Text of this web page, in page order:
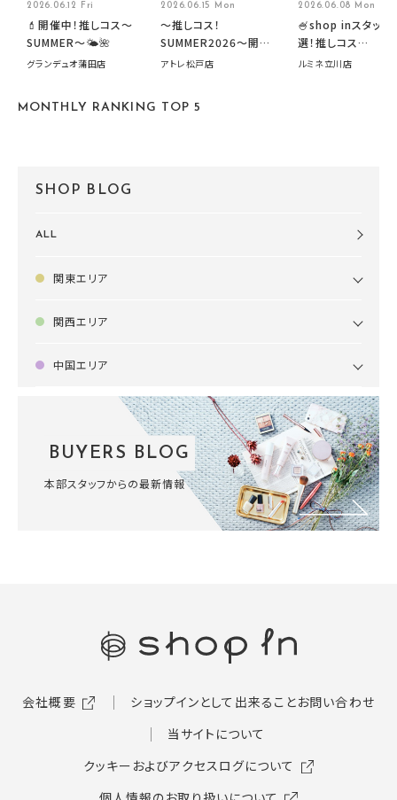
2026.06.12 Fri
💄開催中！推しコス〜
SUMMER〜🌤️🌺
グランデュオ蒲田店
2026.06.15 Mon
～推しコス！
SUMMER2026～開催
中です！
アトレ松戸店
2026.06.08 Mon
🍧shop inスタッフ
選！推しコス
summer2026開催
ルミネ立川店
MONTHLY RANKING TOP 5
SHOP BLOG
ALL
関東エリア
関西エリア
中国エリア
BUYERS BLOG
本部スタッフからの最新情報
会社概要 ショップインとして出来ることお問い合わせ
当サイトについて
クッキーおよびアクセスログについて